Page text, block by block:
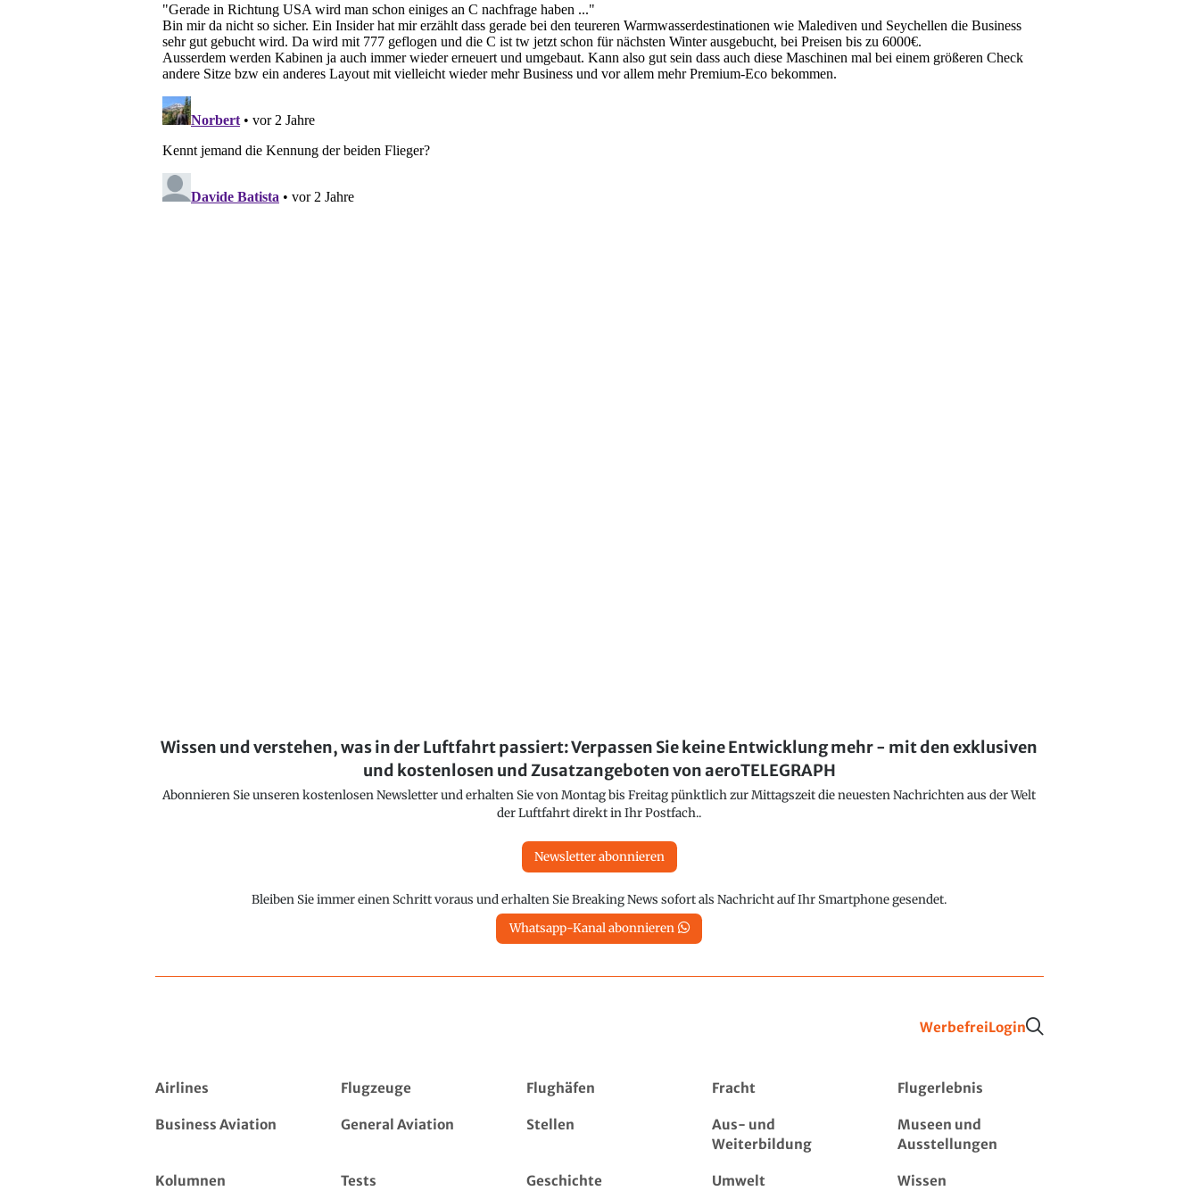
Wissen und verstehen, was in der Luftfahrt passiert: Verpassen Sie keine Entwicklung mehr - mit den exklusiven
und kostenlosen und Zusatzangeboten von aeroTELEGRAPH
Abonnieren Sie unseren kostenlosen Newsletter und erhalten Sie von Montag bis Freitag pünktlich zur Mittagszeit die neuesten Nachrichten aus der Welt
der Luftfahrt direkt in Ihr Postfach..
Newsletter abonnieren
Bleiben Sie immer einen Schritt voraus und erhalten Sie Breaking News sofort als Nachricht auf Ihr Smartphone gesendet.
Whatsapp-Kanal abonnieren
WerbefreiLogin
Airlines Flugzeuge Flughäfen Fracht Flugerlebnis
Business Aviation General Aviation Stellen
Aus- und
Weiterbildung
Museen und
Ausstellungen
Kolumnen Tests Geschichte Umwelt Wissen